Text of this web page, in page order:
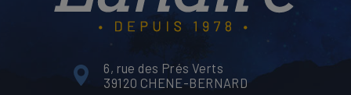
6, rue des Prés Verts
39120 CHENE-BERNARD